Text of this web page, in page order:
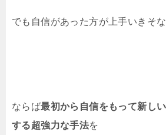
でも自信があった方が上手いきそ
ならば最初から自信をもって新し
する超強力な手法を